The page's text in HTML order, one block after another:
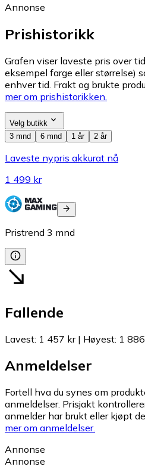
Annonse
Prishistorikk
Grafen viser laveste pris over
eksempel farge eller størrelse)
enhver tid. Frakt og brukte
mer om prishistorikken.
Velg butikk
3 mnd
6 mnd 1 år 2 år
Laveste nypris akkurat nå
1 499 kr
Pristrend 3 mnd
Fallende
Lavest: 1 457 kr| Høyest: 1
Anmeldelser
Fortell hva du synes om
anmeldelser. Prisjakt
anmelder har brukt eller kjøpt
mer om anmeldelser.
Annonse
Annonse